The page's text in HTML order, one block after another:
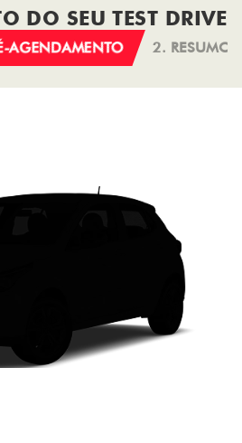
DO SEU TEST DRIVE
AGENDAMENTO 2. RESUMO